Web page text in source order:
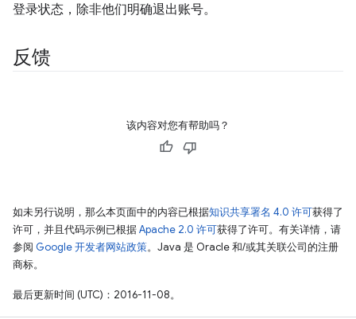
登录状态，除非他们明确退出账号。
反馈
该内容对您有帮助吗？
如未另行说明，那么本页面中的内容已根据知识共享署名 4.0 许可获得了
许可，并且代码示例已根据Apache 2.0 许可获得了许可。有关详情，请
参阅 Google 开发者网站政策。Java 是 Oracle 和/或其关联公司的注册
商标。
最后更新时间 (UTC)：2016-11-08。